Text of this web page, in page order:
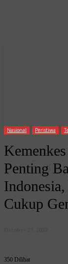
Nasional Peristiwa
Penting
Cukup
350 Dilihat